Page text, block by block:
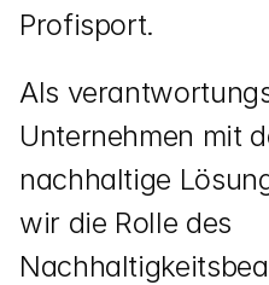
Profisport.
Als
Unternehmen mit
nachhaltige
wir die Rolle des